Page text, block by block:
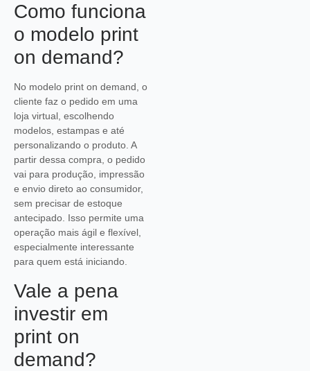
Como funciona
o modelo print
on demand?
No modelo print on demand, o
cliente faz o pedido em uma
loja virtual, escolhendo
modelos, estampas e até
personalizando o produto. A
partir dessa compra, o pedido
vai para produção, impressão
e envio direto ao consumidor,
sem precisar de estoque
antecipado. Isso permite uma
operação mais ágil e flexível,
especialmente interessante
para quem está iniciando.
Vale a pena
investir em
print on
demand?